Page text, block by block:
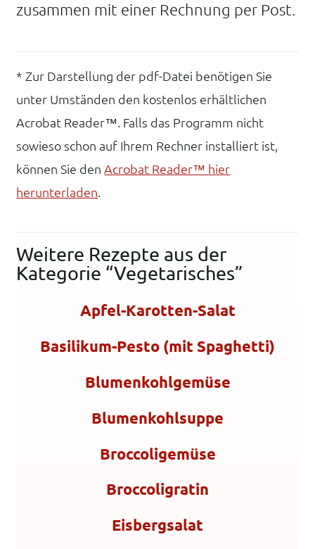
zusammen mit einer Rechnung per Post.
* Zur Darstellung der pdf-Datei benötigen Sie
unter Umständen den kostenlos erhältlichen
Acrobat Reader™. Falls das Programm nicht
sowieso schon auf Ihrem Rechner installiert ist,
können Sie denAcrobat Reader™ hier
herunterladen.
Weitere Rezepte aus der
Kategorie “Vegetarisches”
Apfel-Karotten-Salat
Basilikum-Pesto (mit Spaghetti)
Blumenkohlgemüse
Blumenkohlsuppe
Broccoligemüse
Broccoligratin
Eisbergsalat